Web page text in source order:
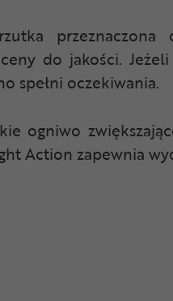
do jakości.
spełni oczekiwania.
ogniwo
Action zapewnia